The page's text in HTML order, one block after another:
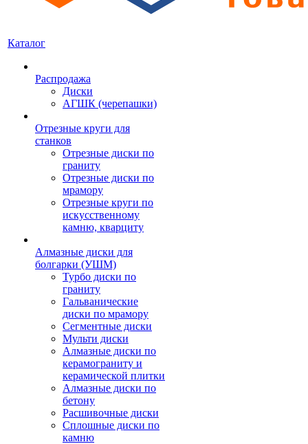
Каталог
Распродажа
Диски
АГШК (черепашки)
Отрезные круги для
станков
Отрезные диски по
граниту
Отрезные диски по
мрамору
Отрезные круги по
искусственному
камню, кварциту
Алмазные диски для
болгарки (УШМ)
Турбо диски по
граниту
Гальванические
диски по мрамору
Сегментные диски
Мульти диски
Алмазные диски по
керамограниту и
керамической плитки
Алмазные диски по
бетону
Расшивочные диски
Сплошные диски по
камню